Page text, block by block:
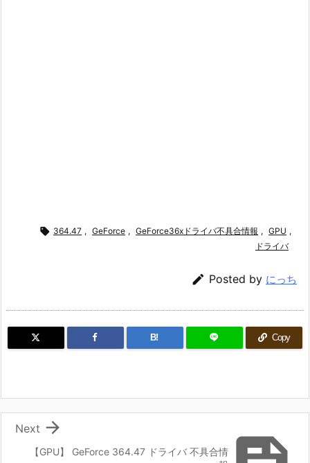
 364.47 , GeForce , GeForce36xドライバ不具合情報 , GPU ,
ドライバ
 Posted by にっち
B! Copy
【GPU】 GeForce 364.47 ドライバ 不具合情

Next